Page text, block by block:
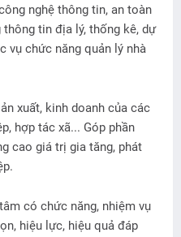
nghệ thông tin, an toàn
tin địa lý, thống kê, dự
vụ chức năng quản lý nhà
xuất, kinh doanh của các
hợp tác xã... Góp phần
cao giá trị gia tăng, phát
có chức năng, nhiệm vụ
hiệu lực, hiệu quả đáp